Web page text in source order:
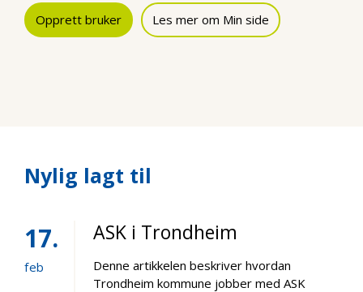
Opprett bruker Les mer om Min side
Nylig lagt til
17
feb
ASK i Trondheim
Denne artikkelen beskriver hvordan
Trondheim kommune jobber med ASK